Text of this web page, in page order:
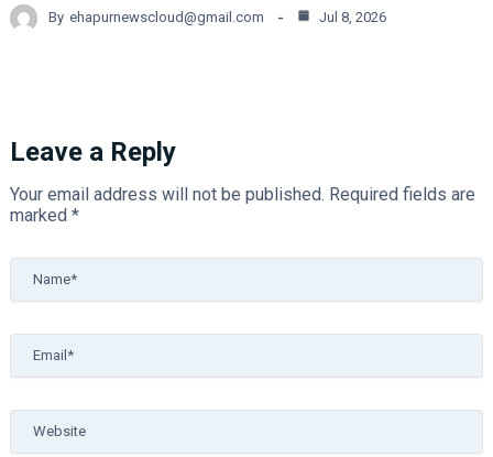
By ehapurnewscloud@gmail.com Jul 8, 2026
Leave a Reply
Your email address will not be published. Required fields are
marked *
Name*
Email*
Website